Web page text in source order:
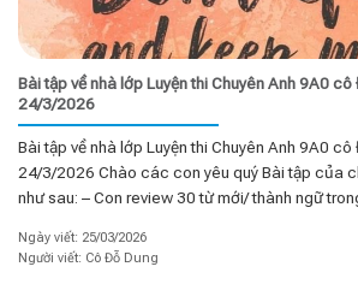
Bài tập về nhà lớp Luyện thi Chuyên Anh 9A0
24/3/2026
Bài tập về nhà lớp Luyện thi Chuyên Anh 9A0
24/3/2026 Chào các con yêu quý Bài tập của
như sau: – Con review 30 từ mới/ thành ngữ
Ngày viết: 25/03/2026
Người viết: Cô Đỗ Dung